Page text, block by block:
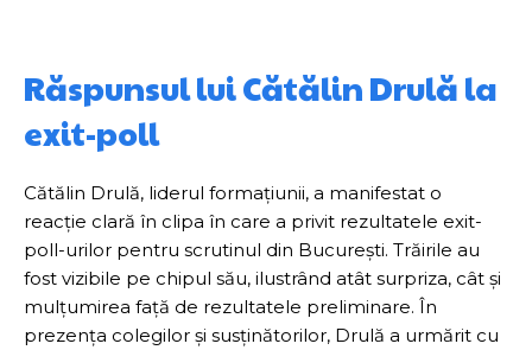
Răspunsul lui Cătălin Drulă la
exit-poll
Cătălin Drulă, liderul formațiunii, a manifestat o
reacție clară în clipa în care a privit rezultatele exit-
poll-urilor pentru scrutinul din București. Trăirile au
fost vizibile pe chipul său, ilustrând atât surpriza, cât și
mulțumirea față de rezultatele preliminare. În
prezența colegilor și susținătorilor, Drulă a urmărit cu